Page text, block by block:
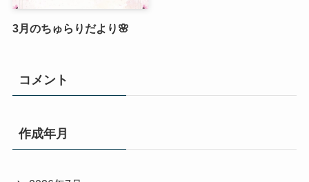
3月のちゅらりだより🌸
コメント
作成年月